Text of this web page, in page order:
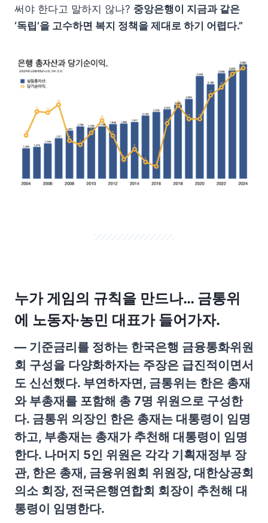
써야 한다고 말하지 않나? 중앙은행이 지금과 같은
‘독립’을 고수하면 복지 정책을 제대로 하기 어렵다.”
누가 게임의 규칙을 만드나… 금통위
에 노동자·농민 대표가 들어가자.
— 기준금리를 정하는 한국은행 금융통화위원
회 구성을 다양화하자는 주장은 급진적이면서
도 신선했다. 부연하자면, 금통위는 한은 총재
와 부총재를 포함해 총 7명 위원으로 구성한
다. 금통위 의장인 한은 총재는 대통령이 임명
하고, 부총재는 총재가 추천해 대통령이 임명
한다. 나머지 5인 위원은 각각 기획재정부 장
관, 한은 총재, 금융위원회 위원장, 대한상공회
의소 회장, 전국은행연합회 회장이 추천해 대
통령이 임명한다.